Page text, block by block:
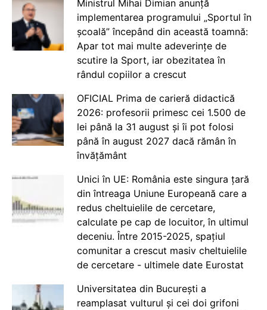
Ministrul Mihai Dimian anunță
implementarea programului „Sportul în
școală” începând din această toamnă:
Apar tot mai multe adeverințe de
scutire la Sport, iar obezitatea în
rândul copiilor a crescut
OFICIAL Prima de carieră didactică
2026: profesorii primesc cei 1.500 de
lei până la 31 august și îi pot folosi
până în august 2027 dacă rămân în
învățământ
Unici în UE: România este singura țară
din întreaga Uniune Europeană care a
redus cheltuielile de cercetare,
calculate pe cap de locuitor, în ultimul
deceniu. Între 2015-2025, spațiul
comunitar a crescut masiv cheltuielile
de cercetare - ultimele date Eurostat
Universitatea din București a
reamplasat vulturul și cei doi grifoni